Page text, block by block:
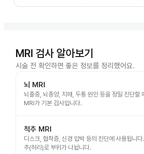
MRI 검사 알아보기
시술 전 확인하면 좋은 정보를 정리했어요.
뇌 MRI
뇌졸중, 뇌종양, 치매, 두통 원인 등을 정밀 진단할
MRI가 기본 검사입니다.
척추 MRI
디스크, 협착증, 신경 압박 등의 진단에 사용됩니
추(허리)로 부위가 나뉩니다.